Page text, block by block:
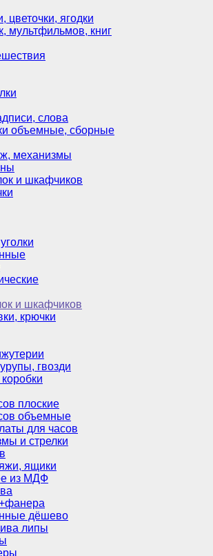
цветочки, ягодки
мультфильмов, книг
слова
объемные, сборные
механизмы
и шкафчиков
и шкафчиков
крючки
гвозди
плоские
объемные
для часов
и стрелки
ящики
из МДФ
дёшево
липы